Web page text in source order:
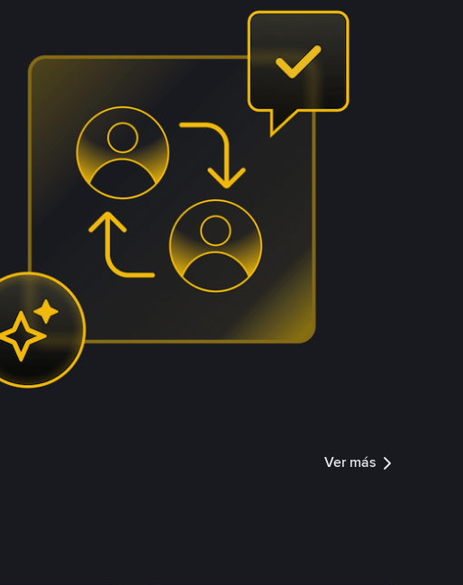
Ver más